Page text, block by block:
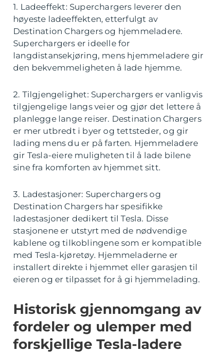
1. Ladeeffekt: Superchargers leverer den
høyeste ladeeffekten, etterfulgt av
Destination Chargers og hjemmeladere.
Superchargers er ideelle for
langdistansekjøring, mens hjemmeladere gir
den bekvemmeligheten å lade hjemme.
2. Tilgjengelighet: Superchargers er vanligvis
tilgjengelige langs veier og gjør det lettere å
planlegge lange reiser. Destination Chargers
er mer utbredt i byer og tettsteder, og gir
lading mens du er på farten. Hjemmeladere
gir Tesla-eiere muligheten til å lade bilene
sine fra komforten av hjemmet sitt.
3. Ladestasjoner: Superchargers og
Destination Chargers har spesifikke
ladestasjoner dedikert til Tesla. Disse
stasjonene er utstyrt med de nødvendige
kablene og tilkoblingene som er kompatible
med Tesla-kjøretøy. Hjemmeladerne er
installert direkte i hjemmet eller garasjen til
eieren og er tilpasset for å gi hjemmelading.
Historisk gjennomgang av
fordeler og ulemper med
forskjellige Tesla-ladere